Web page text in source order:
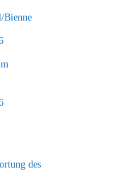
Bienne
des